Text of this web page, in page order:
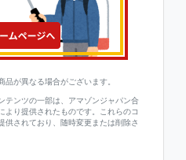
が異なる場合がございます。
テンツの一部は、アマゾンジャパン合
より提供されたものです。これらのコ
供されており、随時変更または削除さ